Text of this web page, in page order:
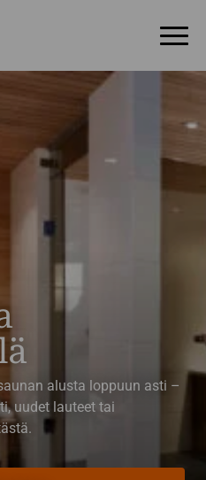
alusta loppuun asti –
uudet lauteet tai